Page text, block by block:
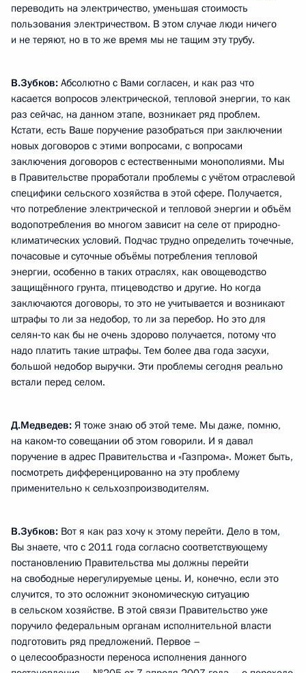
переводить на электричество, уменьшая стоимость
пользования электричеством. В этом случае люди ничего
и не теряют, но в то же время мы не тащим эту трубу.
В.Зубков: Абсолютно с Вами согласен, и как раз что
касается вопросов электрической, тепловой энергии, то как
раз сейчас, на данном этапе, возникает ряд проблем.
Кстати, есть Ваше поручение разобраться при заключении
новых договоров с этими вопросами, с вопросами
заключения договоров с естественными монополиями. Мы
в Правительстве проработали проблемы с учётом отраслевой
специфики сельского хозяйства в этой сфере. Получается,
что потребление электрической и тепловой энергии и объём
водопотребления во многом зависит на селе от природно-
климатических условий. Подчас трудно определить точечные,
почасовые и суточные объёмы потребления тепловой
энергии, особенно в таких отраслях, как овощеводство
защищённого грунта, птицеводство и другие. Но когда
заключаются договоры, то это не учитывается и возникают
штрафы то ли за недобор, то ли за перебор. Но это для
селян‑то как бы не очень здорово получается, потому что
надо платить такие штрафы. Тем более два года засухи,
большой недобор выручки. Эти проблемы сегодня реально
встали перед селом.
Д.Медведев: Я тоже знаю об этой теме. Мы даже, помню,
на каком‑то совещании об этом говорили. И я давал
поручение в адрес Правительства и «Газпрома». Может быть,
посмотреть дифференцированно на эту проблему
применительно к сельхозпроизводителям.
В.Зубков: Вот я как раз хочу к этому перейти. Дело в том,
Вы знаете, что с 2011 года согласно соответствующему
постановлению Правительства мы должны перейти
на свободные нерегулируемые цены. И, конечно, если это
случится, то это осложнит экономическую ситуацию
в сельском хозяйстве. В этой связи Правительство уже
поручило федеральным органам исполнительной власти
подготовить ряд предложений. Первое –
о целесообразности переноса исполнения данного